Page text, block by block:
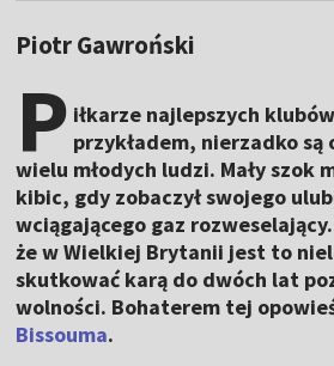
Piotr Gawroński
P iłkarze najlepszych
przykładem, nierzadko są
wielu młodych ludzi. Mały szok
kibic, gdy zobaczył swojego
wciągającego gaz
że w Wielkiej Brytanii jest to
skutkować karą do dwóch lat
wolności. Bohaterem tej
Bissouma.